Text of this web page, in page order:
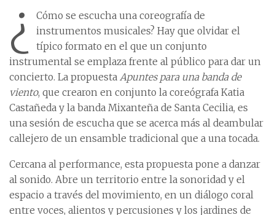
¿
Cómo se escucha una coreografía de
instrumentos musicales? Hay que olvidar el
típico formato en el que un conjunto
instrumental se emplaza frente al público para dar un
concierto. La propuesta Apuntes para una banda de
viento, que crearon en conjunto la coreógrafa Katia
Castañeda y la banda Mixanteña de Santa Cecilia, es
una sesión de escucha que se acerca más al deambular
callejero de un ensamble tradicional que a una tocada.
Cercana al performance, esta propuesta pone a danzar
al sonido. Abre un territorio entre la sonoridad y el
espacio a través del movimiento, en un diálogo coral
entre voces, alientos y percusiones y los jardines de